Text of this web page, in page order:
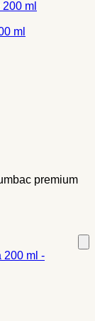
ml
premium